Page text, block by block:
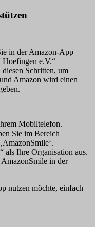
in der Amazon-App
Hoefingen e.V.“
Schritten, um
Amazon wird einen
Mobiltelefon.
Sie im Bereich
als Ihre Organisation aus.
in der
nutzen möchte, einfach